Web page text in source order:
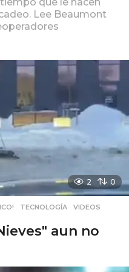
Lee Beaumont
2 0
,TECNOLOGÍA ,VIDEOS
aun no